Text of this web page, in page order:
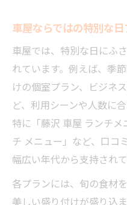
車屋ならではの特別な
車屋では、特別な日にふ
れています。例えば、季
けの個室プラン、ビジネ
ど、利用シーンや人数に
特に「藤沢 車屋 ランチ
チ メニュー」など、口コ
幅広い年代から支持されて
各プランには、旬の食材
美しい盛り付けが盛り込